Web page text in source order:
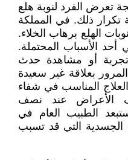
تعرض الفرد لنوبة هلع
تكرار ذلك. في المملكة
الهلع برهاب الخلاء.
أحد الأسباب المحتملة.
تجربة أو مشاهدة حدث
بعلاقة غير سعيدة
المناسب في شفاء
الأعراض عند نصف
الطبيب العام في
الجسدية التي قد تسبب